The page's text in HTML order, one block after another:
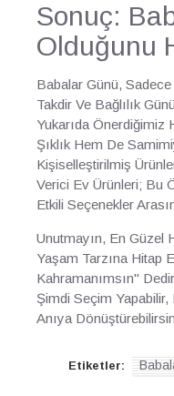
Sonuç:
Olduğunu
Babalar Günü,
Takdir Ve Bağlılık
Yukarıda Önerdiğimiz
Şıklık Hem De
Kişiselleştirilmiş
Verici Ev Ürünleri; Bu
Etkili Seçenekler
Unutmayın, En Güzel
Yaşam Tarzına Hitap
Kahramanımsın"
Şimdi Seçim
Anıya
Etiketler: